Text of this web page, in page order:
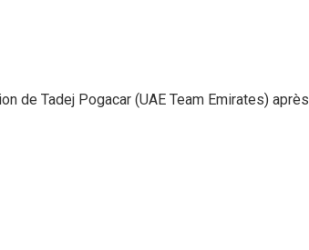
de Tadej Pogacar (UAE Team Emirates) après